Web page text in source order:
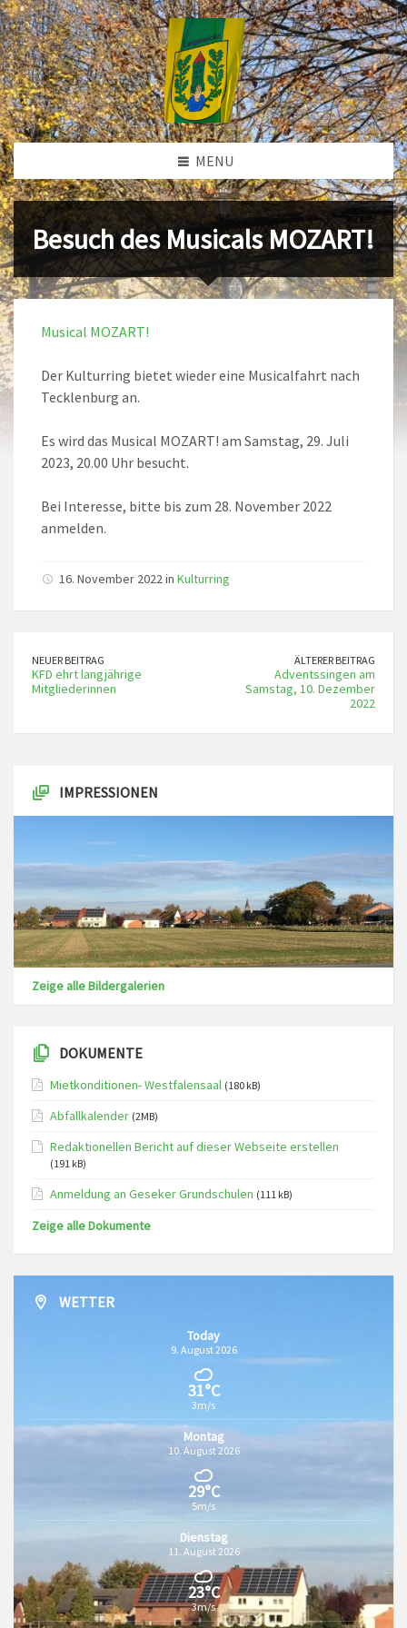
MENU
Besuch des Musicals MOZART!
Musical MOZART!
Der Kulturring bietet wieder eine Musicalfahrt nach
Tecklenburg an.
Es wird das Musical MOZART! am Samstag, 29. Juli
2023, 20.00 Uhr besucht.
Bei Interesse, bitte bis zum 28. November 2022
anmelden.
16. November 2022 in Kulturring
NEUER BEITRAG
KFD ehrt langjährige
Mitgliederinnen
ÄLTERER BEITRAG
Adventssingen am
Samstag, 10. Dezember
2022
IMPRESSIONEN
Zeige alle Bildergalerien
DOKUMENTE
Mietkonditionen- Westfalensaal (180 kB)
Abfallkalender (2MB)
Redaktionellen Bericht auf dieser Webseite erstellen
(191 kB)
Anmeldung an Geseker Grundschulen (111 kB)
Zeige alle Dokumente
WETTER
Today
9. August 2026
31°C
3m/s
Montag
10. August 2026
29°C
5m/s
Dienstag
11. August 2026
23°C
3m/s